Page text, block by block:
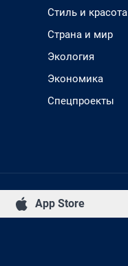
Стиль и красота
Страна и мир
Экология
Экономика
Спецпроекты
App Store